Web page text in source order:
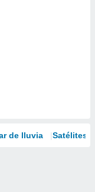
de lluvia Satélites